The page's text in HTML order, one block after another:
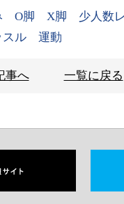
O脚 X脚 少人数
スル 運動
事へ 一覧に戻る